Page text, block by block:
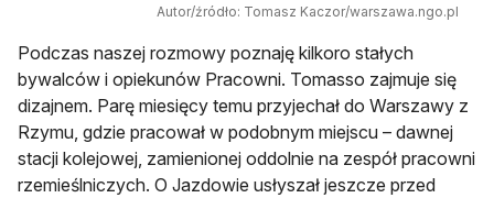
Autor/źródło: Tomasz Kaczor/warszawa.ngo.pl
Podczas naszej rozmowy poznaję kilkoro stałych
bywalców i opiekunów Pracowni. Tomasso zajmuje się
dizajnem. Parę miesięcy temu przyjechał do Warszawy z
Rzymu, gdzie pracował w podobnym miejscu – dawnej
stacji kolejowej, zamienionej oddolnie na zespół pracowni
rzemieślniczych. O Jazdowie usłyszał jeszcze przed